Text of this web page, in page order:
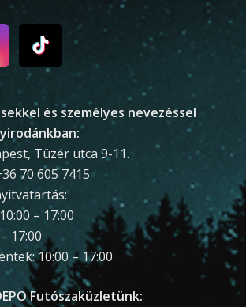
és személyes nevezéssel
Tüzér utca 9-11.
70 605 7415
– 17:00
17:00
10:00 – 17:00
Futószaküzletünk: